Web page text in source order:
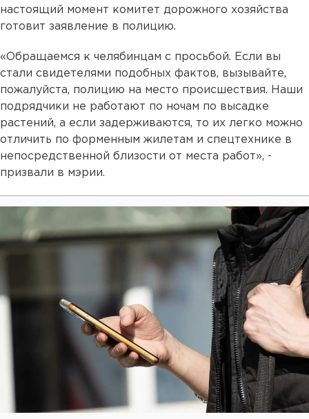
настоящий момент комитет дорожного хозяйства
готовит заявление в полицию.
«Обращаемся к челябинцам с просьбой. Если вы
стали свидетелями подобных фактов, вызывайте,
пожалуйста, полицию на место происшествия. Наши
подрядчики не работают по ночам по высадке
растений, а если задерживаются, то их легко можно
отличить по форменным жилетам и спецтехнике в
непосредственной близости от места работ», -
призвали в мэрии.